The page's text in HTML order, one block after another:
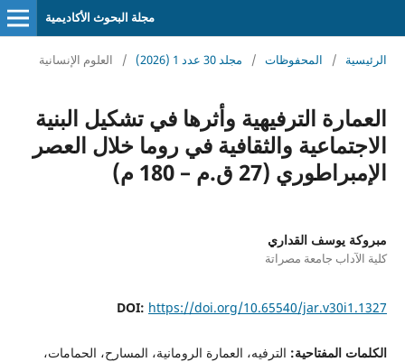
مجلة البحوث الأكاديمية
الرئيسية / المحفوظات / مجلد 30 عدد 1 (2026) / العلوم الإنسانية
العمارة الترفيهية وأثرها في تشكيل البنية
الاجتماعية والثقافية في روما خلال العصر
الإمبراطوري (27 ق.م – 180 م)
مبروكة يوسف القداري
كلية الآداب جامعة مصراتة
DOI: https://doi.org/10.65540/jar.v30i1.1327
الكلمات المفتاحية: الترفيه، العمارة الرومانية، المسارح، الحمامات،